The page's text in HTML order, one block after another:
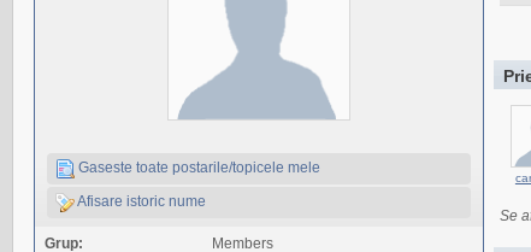
Gaseste toate postarile/topicele mele
Afisare istoric nume
Grup:
Members
Se